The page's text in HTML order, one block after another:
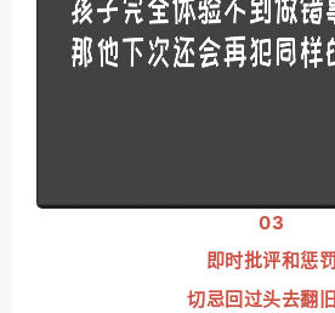
03
即时批评和惩罚
切忌回过头去翻